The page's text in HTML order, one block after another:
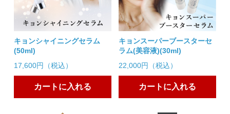
セラムつけた時とつけない時のお肌の感触が違うんです。
やめられないセラムです。
はじめで購入しました
2025/07/27 投稿者：モピンママ おすすめレベル：
数日悩んで購入しました
髪の生え際にもキョンヘアエッセンスと共に使用しました
キョンシャイニングセラム
(50ml)
17,600円（税込）
カートに入れる
キョンスーパーブースターセ
ラム(美容液)(30ml)
22,000円（税込）
カートに入れる